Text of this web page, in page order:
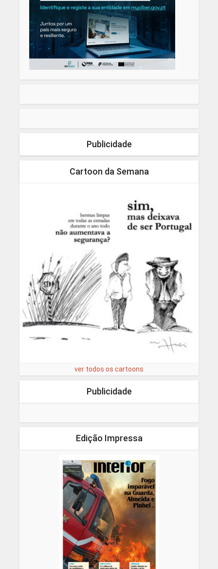
Publicidade
Cartoon da Semana
ver todos os cartoons
Publicidade
Edição Impressa